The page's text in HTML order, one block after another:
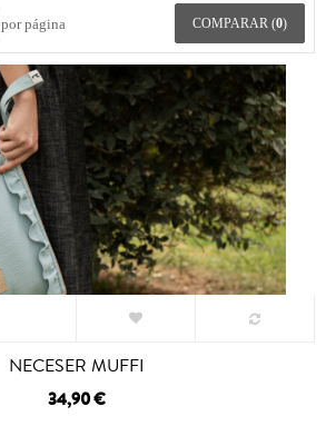
por página COMPARAR (0)
NECESER MUFFI
34,90 €